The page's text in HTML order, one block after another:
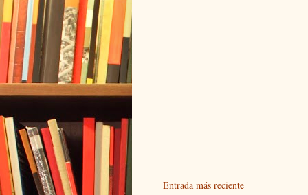
Entrada más reciente